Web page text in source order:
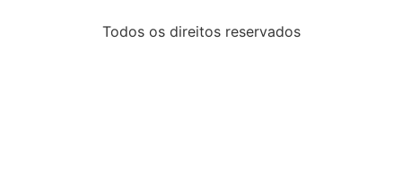
Todos os direitos reservados